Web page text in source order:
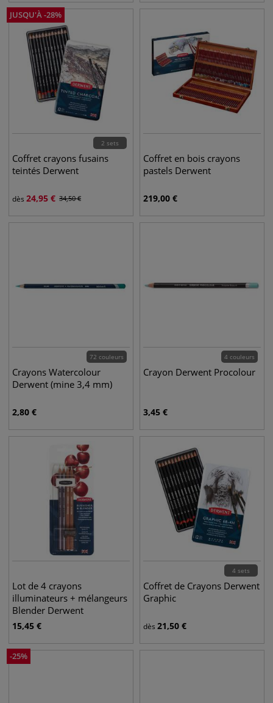
JUSQU'À-28%
2 sets
Coffret crayons fusains
teintés Derwent
dès 24,95 € 34,50€
Coffret en bois crayons
pastels Derwent
219,00 €
72 couleurs
Crayons Watercolour
Derwent (mine 3,4 mm)
2,80 €
4 couleurs
Crayon Derwent Procolour
3,45 €
Lot de 4 crayons
illuminateurs + mélangeurs
Blender Derwent
15,45 €
4 sets
Coffret de Crayons Derwent
Graphic
dès 21,50 €
-25%